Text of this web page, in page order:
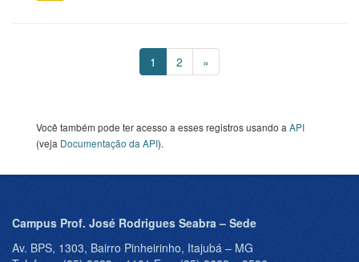
1 2 »
Você também pode ter acesso a esses registros usando a API
(veja Documentação da API).
Campus Prof. José Rodrigues Seabra – Sede
Av. BPS, 1303, Bairro Pinheirinho, Itajubá – MG